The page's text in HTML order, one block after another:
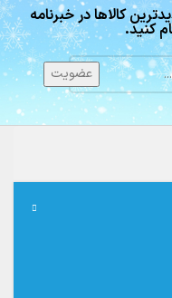
کالاها در خبرنامه
کنید.